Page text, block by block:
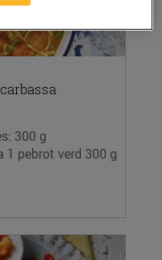
300 g
1 pebrot verd 300 g